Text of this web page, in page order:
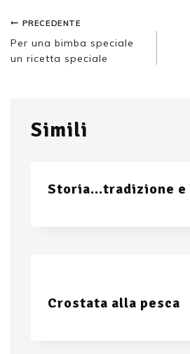
PRECEDENTE
Per una bimba speciale
un ricetta speciale
Simili
Storia…tradizione e
Crostata alla pesca